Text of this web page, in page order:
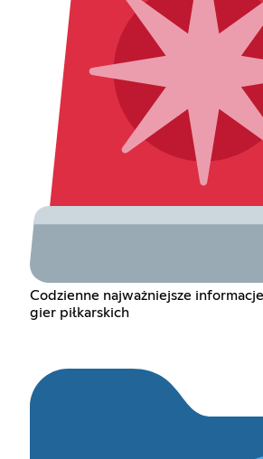
Codzienne najważniejsze
gier piłkarskich